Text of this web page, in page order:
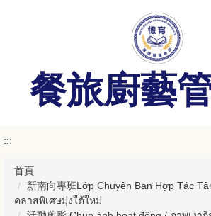
餐旅廚藝
:::
首頁
新南向專班Lớp Chuyên Ban Hợp Tác
คลาสพิเศษมุ่งใต้ใหม่